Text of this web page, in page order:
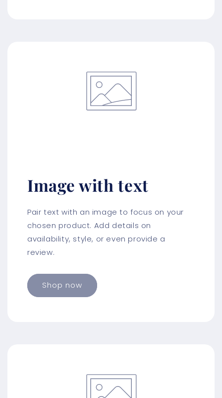
Image with text
Pair text with an image to focus on your
chosen product. Add details on
availability, style, or even provide a
review.
Shop now